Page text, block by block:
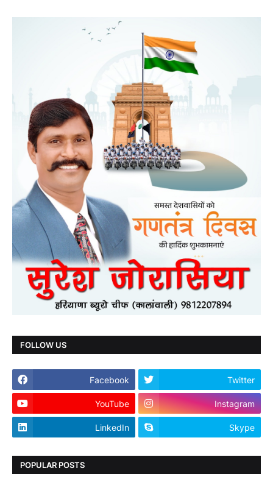
FOLLOW US
Facebook Twitter
YouTube Instagram
LinkedIn Skype
POPULAR POSTS